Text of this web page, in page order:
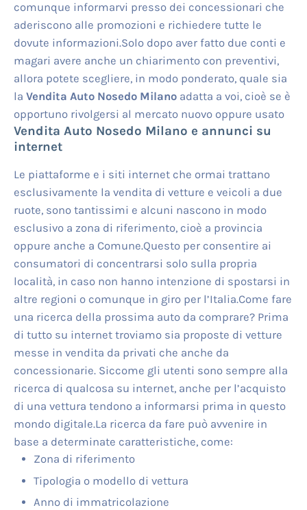
comunque informarvi presso dei concessionari che
aderiscono alle promozioni e richiedere tutte le
dovute informazioni.Solo dopo aver fatto due conti e
magari avere anche un chiarimento con preventivi,
allora potete scegliere, in modo ponderato, quale sia
la Vendita Auto Nosedo Milanoadatta a voi, cioè se è
opportuno rivolgersi al mercato nuovo oppure usato
Vendita Auto Nosedo Milano e annunci su
internet
Le piattaforme e i siti internet che ormai trattano
esclusivamente la vendita di vetture e veicoli a due
ruote, sono tantissimi e alcuni nascono in modo
esclusivo a zona di riferimento, cioè a provincia
oppure anche a Comune.Questo per consentire ai
consumatori di concentrarsi solo sulla propria
località, in caso non hanno intenzione di spostarsi in
altre regioni o comunque in giro per l’Italia.Come fare
una ricerca della prossima auto da comprare? Prima
di tutto su internet troviamo sia proposte di vetture
messe in vendita da privati che anche da
concessionarie. Siccome gli utenti sono sempre alla
ricerca di qualcosa su internet, anche per l’acquisto
di una vettura tendono a informarsi prima in questo
mondo digitale.La ricerca da fare può avvenire in
base a determinate caratteristiche, come:
Zona di riferimento
Tipologia o modello di vettura
Anno di immatricolazione